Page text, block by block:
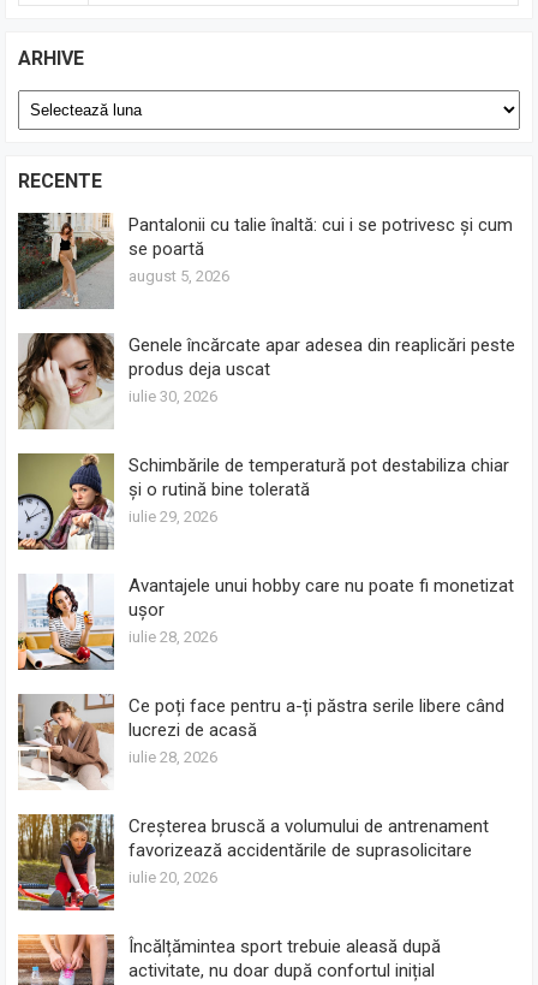
ARHIVE
Arhive
RECENTE
Pantalonii cu talie înaltă: cui i se potrivesc și cum
se poartă
august 5, 2026
Genele încărcate apar adesea din reaplicări peste
produs deja uscat
iulie 30, 2026
Schimbările de temperatură pot destabiliza chiar
și o rutină bine tolerată
iulie 29, 2026
Avantajele unui hobby care nu poate fi monetizat
ușor
iulie 28, 2026
Ce poți face pentru a-ți păstra serile libere când
lucrezi de acasă
iulie 28, 2026
Creșterea bruscă a volumului de antrenament
favorizează accidentările de suprasolicitare
iulie 20, 2026
Încălțămintea sport trebuie aleasă după
activitate, nu doar după confortul inițial